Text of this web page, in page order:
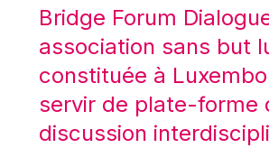
Mario Centeno
Mario Monti
Maroš ŠEFČOVIČ
Martin Bailey
Martine Reicherts
Bridge Forum
association sans but
constituée à
servir de plate-forme
discussion